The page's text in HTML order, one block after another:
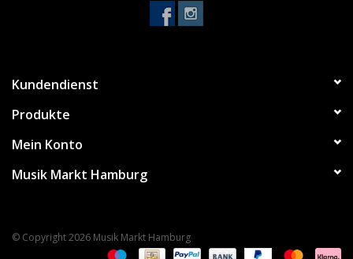
Kundendienst
Produkte
Mein Konto
Musik Markt Hamburg
© Copyright 2026 Musik Markt Hamburg